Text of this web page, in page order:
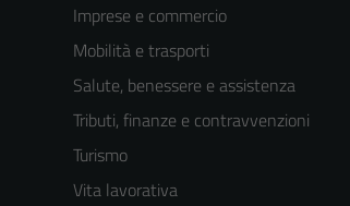
Imprese e commercio
Mobilità e trasporti
Salute, benessere e assistenza
Tributi, finanze e contravvenzioni
Turismo
Vita lavorativa